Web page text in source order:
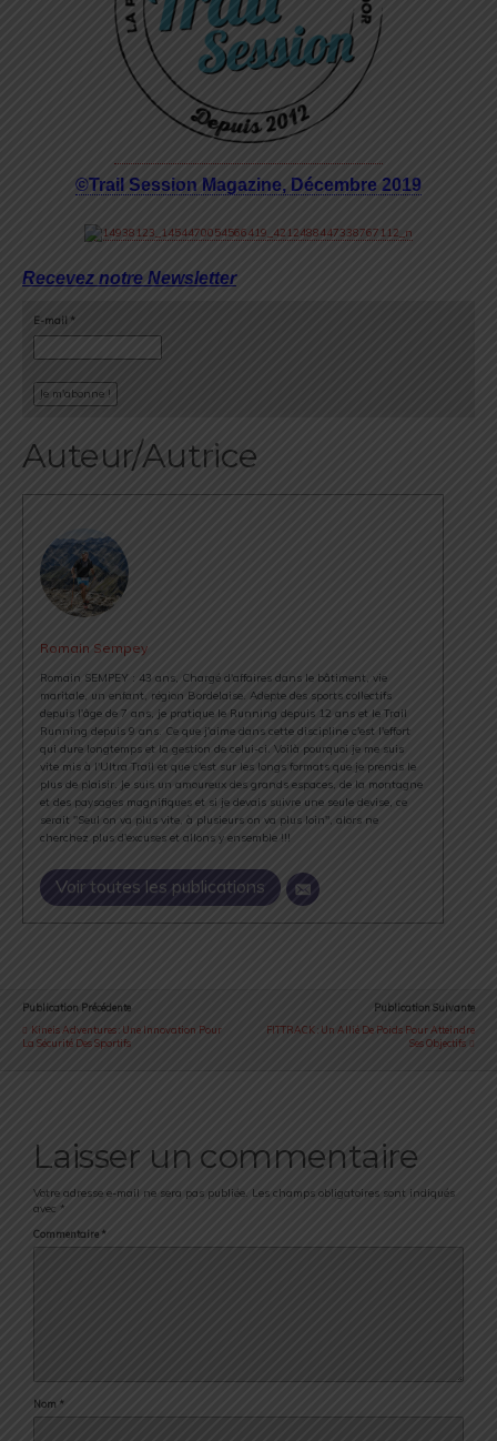
©Trail Session Magazine, Décembre 2019
Recevez notre Newsletter
E-mail *
Auteur/Autrice
Romain Sempey
Romain SEMPEY : 43 ans, Chargé d'affaires dans le bâtiment, vie
maritale, un enfant, région Bordelaise. Adepte des sports collectifs
depuis l'âge de 7 ans, je pratique le Running depuis 12 ans et le Trail
Running depuis 9 ans. Ce que j'aime dans cette discipline c'est l'effort
qui dure longtemps et la gestion de celui-ci. Voilà pourquoi je me suis
vite mis à l'Ultra Trail et que c'est sur les longs formats que je prends le
plus de plaisir. Je suis un amoureux des grands espaces, de la montagne
et des paysages magnifiques et si je devais suivre une seule devise, ce
serait "Seul on va plus vite, à plusieurs on va plus loin", alors ne
cherchez plus d'excuses et allons y ensemble !!!
Voir toutes les publications
Publication Précédente
Kineis Adventures : Une Innovation Pour
La Sécurité Des Sportifs
Publication Suivante
FITTRACK : Un Allié De Poids Pour Atteindre
Ses Objectifs
Laisser un commentaire
Votre adresse e-mail ne sera pas publiée. Les champs obligatoires sont indiqués
avec *
Commentaire *
Nom *